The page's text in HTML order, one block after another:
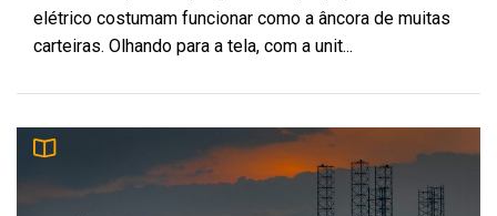
elétrico costumam funcionar como a âncora de muitas
carteiras. Olhando para a tela, com a unit...